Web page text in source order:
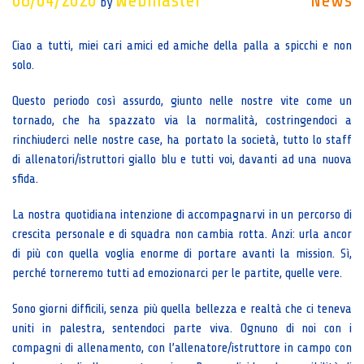
Ciao a tutti, miei cari amici ed amiche della palla a spicchi e non
solo.
Questo periodo così assurdo, giunto nelle nostre vite come un
tornado, che ha spazzato via la normalità, costringendoci a
rinchiuderci nelle nostre case, ha portato la società, tutto lo staff
di allenatori/istruttori giallo blu e tutti voi, davanti ad una nuova
sfida.
La nostra quotidiana intenzione di accompagnarvi in un percorso di
crescita personale e di squadra non cambia rotta. Anzi: urla ancor
di più con quella voglia enorme di portare avanti la mission. Sì,
perché torneremo tutti ad emozionarci per le partite, quelle vere.
Sono giorni difficili, senza più quella bellezza e realtà che ci teneva
uniti in palestra, sentendoci parte viva. Ognuno di noi con i
compagni di allenamento, con l’allenatore/istruttore in campo con